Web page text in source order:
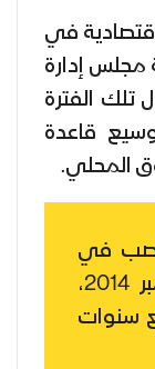
في
إدارة
تلك الفترة
قاعدة
المحلي.
في
أول دورة له في نوفمبر 2014،
سنوات